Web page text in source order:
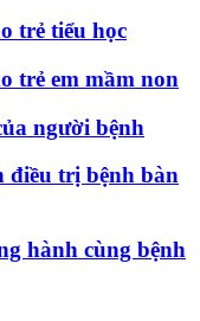
trẻ tiểu học
trẻ em mầm non
người bệnh
điều trị bệnh bàn
hành cùng bệnh